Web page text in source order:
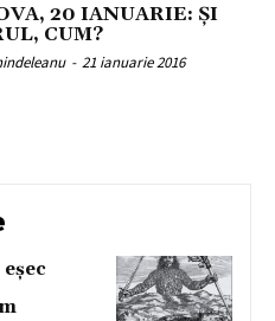
20 IANUARIE: ŞI
CUM?
- 21 ianuarie 2016